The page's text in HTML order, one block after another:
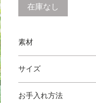
在庫なし
素材
サイズ
※持ち手部分 25cm
お手入れ方法